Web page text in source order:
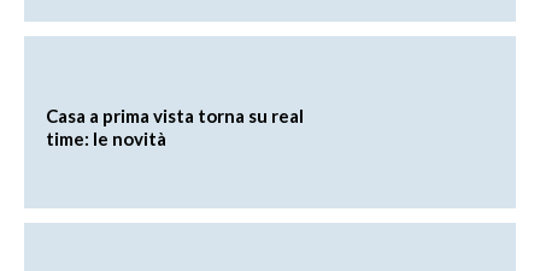
Casa a prima vista torna su real
time: le novità